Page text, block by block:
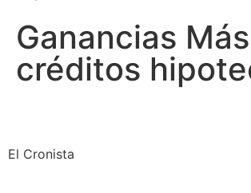
Ganancias
créditos
El Cronista